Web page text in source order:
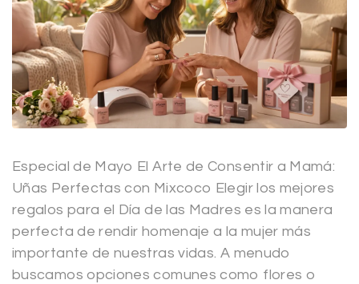
Especial de Mayo El Arte de Consentir a Mamá:
Uñas Perfectas con Mixcoco Elegir los mejores
regalos para el Día de las Madres es la manera
perfecta de rendir homenaje a la mujer más
importante de nuestras vidas. A menudo
buscamos opciones comunes como flores o